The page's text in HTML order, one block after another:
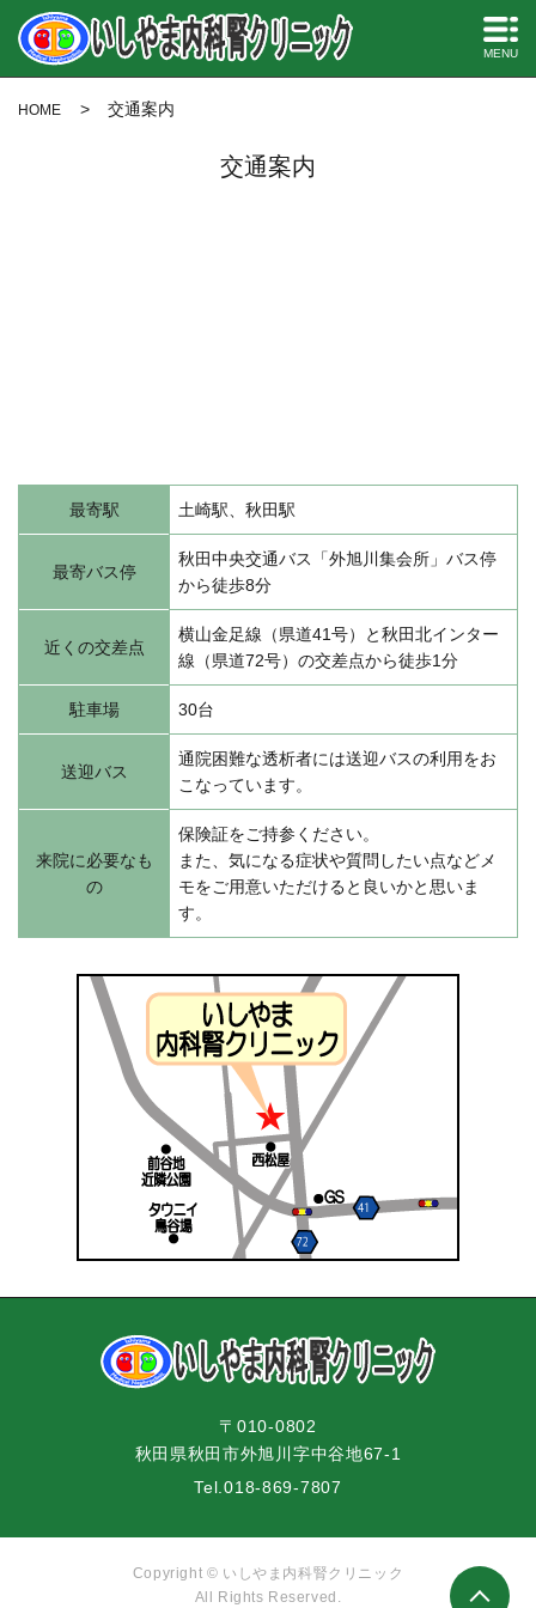
MENU
HOME 交通案内
交通案内
最寄駅 土崎駅、秋田駅
最寄バス停
秋田中央交通バス「外旭川集会所」バス停
から徒歩8分
近くの交差点
横山金足線（県道41号）と秋田北インター
線（県道72号）の交差点から徒歩1分
駐車場 30台
送迎バス
通院困難な透析者には送迎バスの利用をお
こなっています。
来院に必要なも
の
保険証をご持参ください。
また、気になる症状や質問したい点などメ
モをご用意いただけると良いかと思いま
す。
〒010-0802
秋田県秋田市外旭川字中谷地67-1
Tel.018-869-7807
Copyright © いしやま内科腎クリニック
All Rights Reserved.